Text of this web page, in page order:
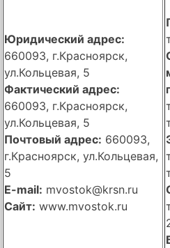
Юридический адрес:
660093, г.Красноярск,
ул.Кольцевая, 5
Фактический адрес:
660093, г.Красноярск,
ул.Кольцевая, 5
Почтовый адрес: 660093,
г.Красноярск, ул.Кольцевая,
5
E-mail: mvostok@krsn.ru
Сайт: www.mvostok.ru